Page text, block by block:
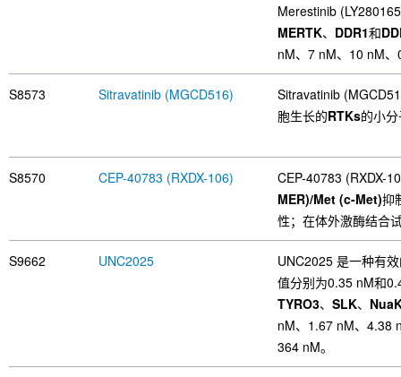
Merestinib
MERTK、 DDR1和
nM、7 nM、10 nM
S8573 Sitravatinib (MGCD516)
Sitravatinib
胞生长的RTKs的小
S8570 CEP-40783 (RXDX-106)
CEP-40783 (RXDX-
MER)/Met (c-Met)抑
性；在体外激酶结合
S9662 UNC2025
UNC2025 是一种有
值分别为0.35 nM和
TYRO3、 SLK、
nM、1.67 nM、4.38
364 nM。